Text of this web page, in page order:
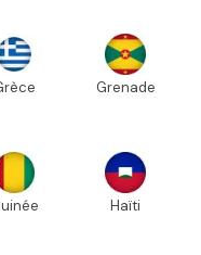
Grenade
Haïti